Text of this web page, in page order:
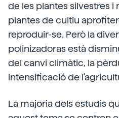
de les plantes silvestres i
plantes de cultiu
reproduir-se. Però la
polinizadoras està
del canvi climàtic, la
intensificació de
La majoria dels estudis